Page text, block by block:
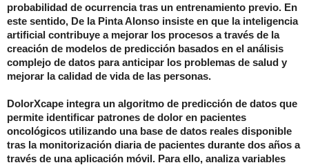
probabilidad de ocurrencia tras un entrenamiento previo. En
este sentido, De la Pinta Alonso insiste en que la inteligencia
artificial contribuye a mejorar los procesos a través de la
creación de modelos de predicción basados en el análisis
complejo de datos para anticipar los problemas de salud y
mejorar la calidad de vida de las personas.
DolorXcape integra un algoritmo de predicción de datos que
permite identificar patrones de dolor en pacientes
oncológicos utilizando una base de datos reales disponible
tras la monitorización diaria de pacientes durante dos años a
través de una aplicación móvil. Para ello, analiza variables